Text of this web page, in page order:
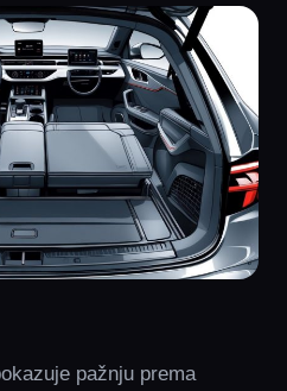
pažnju prema